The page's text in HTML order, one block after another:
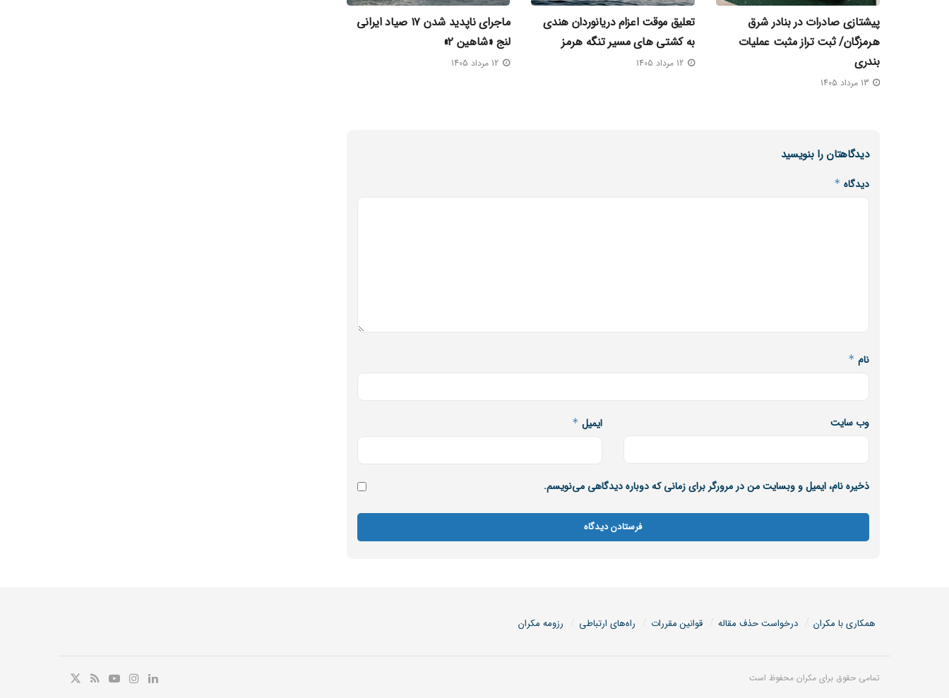
پیشتازی صادرات در بنادر شرق
هرمزگان/ ثبت تراز مثبت عملیات
بندری
13 مرداد 1405
تعلیق موقت اعزام دریانوردان هندی
به کشتی‌ های مسیر تنگه هرمز
12 مرداد 1405
ماجرای ناپدید شدن ۱۷ صیاد ایرانی
لنج «شاهین ۲»
دیدگاهتان را بنویسید
دیدگاه *
نام *
ایمیل * وب‌ سایت
ذخیره نام، ایمیل و وبسایت من در مرورگر برای زمانی که دوباره دیدگاهی می‌نویسم.
همکاری با مکران درخواست حذف مقاله قوانین مقررات راه‌های ارتباطی رزومه مکران
تمامی حقوق برای مکران محفوظ است